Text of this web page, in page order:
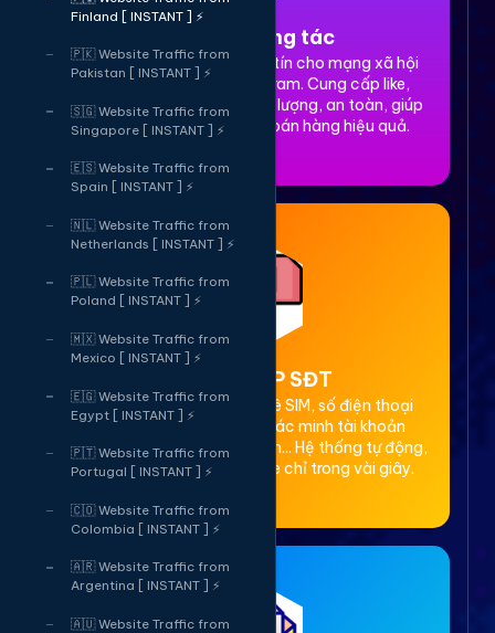
Finland [ INSTANT ] ⚡
🇵🇰 Website Traffic from
Pakistan [ INSTANT ] ⚡
🇸🇬 Website Traffic from
Singapore [ INSTANT ] ⚡
🇪🇸 Website Traffic from
Spain [ INSTANT ] ⚡
🇳🇱 Website Traffic from
Netherlands [ INSTANT ] ⚡
🇵🇱 Website Traffic from
Poland [ INSTANT ] ⚡
🇲🇽 Website Traffic from
Mexico [ INSTANT ] ⚡
🇪🇬 Website Traffic from
Egypt [ INSTANT ] ⚡
🇵🇹 Website Traffic from
Portugal [ INSTANT ] ⚡
🇨🇴 Website Traffic from
Colombia [ INSTANT ] ⚡
🇦🇷 Website Traffic from
Argentina [ INSTANT ] ⚡
🇦🇺 Website Traffic from
1. Tăng tương tác
Dịch vụ tăng tương tác uy tín cho mạng xã hội
Facebook, TikTok, Instagram. Cung cấp like,
share, comment, view chất lượng, an toàn, giúp
xây dựng thương hiệu và bán hàng hiệu quả.
2. Thuê OTP SĐT
Cung cấp dịch vụ cho thuê SIM, số điện thoại
(SĐT) để nhận mã OTP xác minh tài khoản
Facebook, Google, Telegram... Hệ thống tự động,
bảo mật, giá rẻ, nhận code chỉ trong vài giây.